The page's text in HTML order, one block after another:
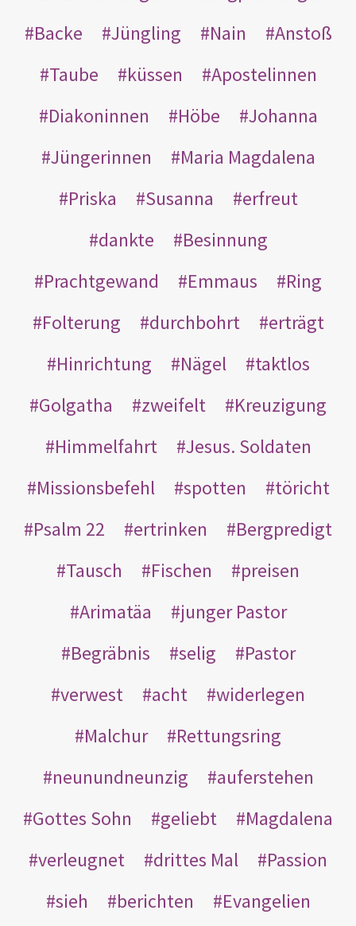
Backe
Jüngling Nain
Anstoß
Taube
küssen
Apostelinnen
Diakoninnen
Höbe
Johanna
Jüngerinnen
Maria Magdalena
Priska
Susanna
erfreut
dankte
Besinnung
Prachtgewand
Emmaus
Ring
Folterung
durchbohrt
erträgt
Hinrichtung
Nägel
taktlos
Golgatha
zweifelt
Kreuzigung
Himmelfahrt
Jesus. Soldaten
Missionsbefehl
spotten
töricht
Psalm 22
ertrinken
Bergpredigt
Tausch
Fischen
preisen
Arimatäa
junger Pastor
Begräbnis
selig
Pastor
verwest
acht
widerlegen
Malchur
Rettungsring
neunundneunzig
auferstehen
Gottes Sohn
geliebt
Magdalena
verleugnet
drittes Mal
Passion
sieh
berichten
Evangelien